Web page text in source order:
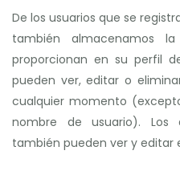
De los usuarios que se
también almacenamos
proporcionan en su perfil
pueden ver, editar o
cualquier momento
nombre de usuario). Los
también pueden ver y editar